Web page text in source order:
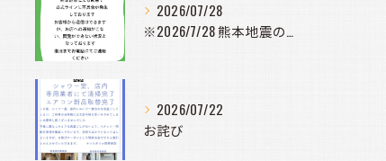
2026/07/28
※2026/7/28 熊本地震の影響で公式ラインに不具合が発...
2026/07/22
お詫び